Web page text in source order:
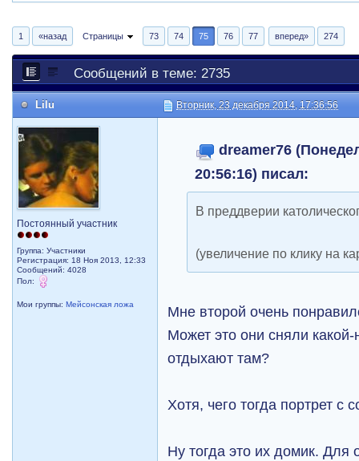
1 «назад Страницы 73 74 75 76 77 вперед» 274
Сообщений в теме: 2735
Lilu Вторник, 23 декабря 2014, 17:36:56
Постоянный участник
Группа: Участники
Регистрация: 18 Ноя 2013, 12:33
Сообщений: 4028
Пол:
Мои группы:Мейсонская ложа
dreamer76
20:56:16) писал:
В преддверии
(увеличение по клику на
Мне второй очень
Может это они сняли
отдыхают там?
Хотя, чего тогда портрет с
Ну тогда это их домик. Для